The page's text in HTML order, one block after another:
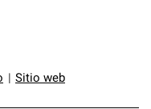
Sitio web